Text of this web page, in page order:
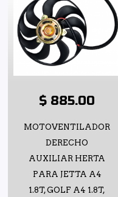
$ 885.00
MOTOVENTILADOR
DERECHO
AUXILIAR HERTA
PARA JETTA A4
1.8T, GOLF A4 1.8T,